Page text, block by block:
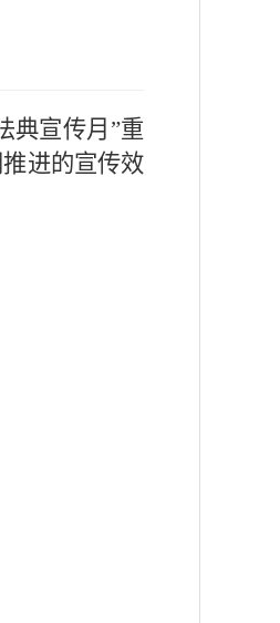
典宣传月”重
进的宣传效